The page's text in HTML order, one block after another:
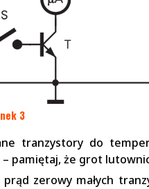
3
tranzystory do
pamiętaj, że grot
prąd zerowy małych